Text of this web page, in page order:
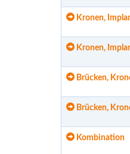
Kronen,
Kronen,
Brücken,
Brücken,
Kombination